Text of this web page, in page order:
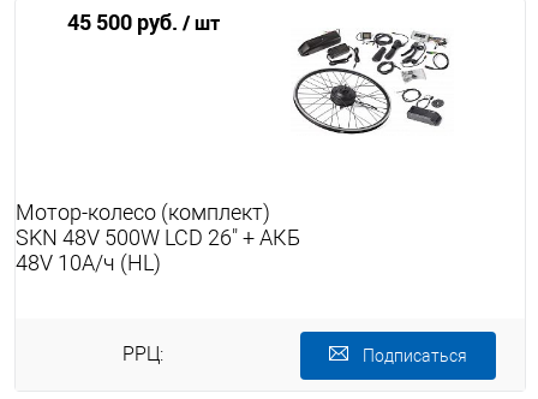
45 500 руб. / шт
Мотор-колесо (комплект)
SKN 48V 500W LCD 26" + АКБ
48V 10А/ч (HL)
РРЦ: Подписаться